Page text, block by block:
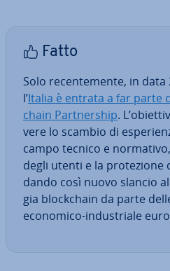
Fatto
Solo re­cen­te­men­te, in data
l’Italia è entrata a far parte
chain Part­ner­ship.
ve­re lo scambio di
campo tecnico e
degli utenti e la pro­te­zio­ne
dando così nuovo slancio
gia bloc­k­chain da parte
economico-in­du­stria­le